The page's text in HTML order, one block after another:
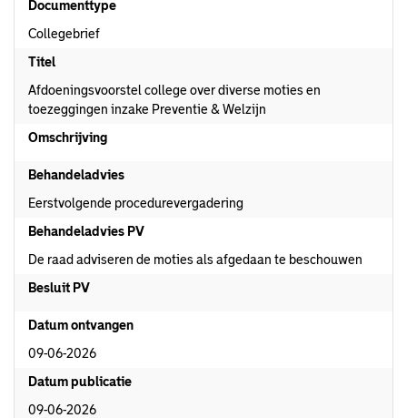
Documenttype
Collegebrief
Titel
Afdoeningsvoorstel college over diverse moties en
toezeggingen inzake Preventie & Welzijn
Omschrijving
Behandeladvies
Eerstvolgende procedurevergadering
Behandeladvies PV
De raad adviseren de moties als afgedaan te beschouwen
Besluit PV
Datum ontvangen
09-06-2026
Datum publicatie
09-06-2026